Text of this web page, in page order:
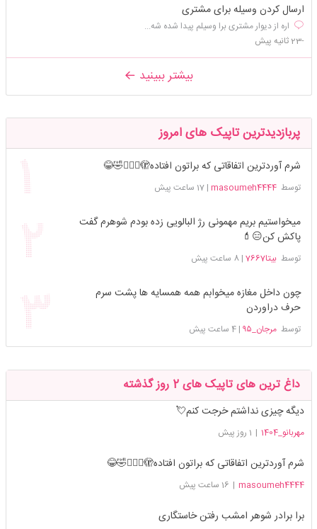
ارسال کردن وسیله برای مشتری
اره از دیوار مشتری برا وسیلم پیدا شده شه...
-23 ثانیه پیش
بیشتر ببینید
پربازدیدترین تاپیک های امروز
شرم آوردترین اتفاقاتی که براتون افتاده🫣🤦🏻‍♀️🤣😂
توسطmasoumeh4444
|17 ساعت پیش
میخواستیم بریم مهمونی رژ البالویی زده بودم شوهرم گفت
پاکش کن😑💄
توسطبیتا7667 |8 ساعت پیش
چون داخل مغازه میخوابم همه همسایه ها پشت سرم
حرف دراوردن
توسطمرجان_۹۵ |4 ساعت پیش
داغ ترین های تاپیک های 2 روز گذشته
دیگه چیزی نداشتم خرجت کنم💘
مهربانو_1404 | 1 روز پیش
شرم آوردترین اتفاقاتی که براتون افتاده🫣🤦🏻‍♀️🤣😂
masoumeh4444
| 16 ساعت پیش
برا برادر شوهر امشب رفتن خاستگاری